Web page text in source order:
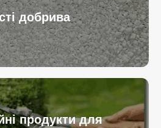
добрива
продукти для